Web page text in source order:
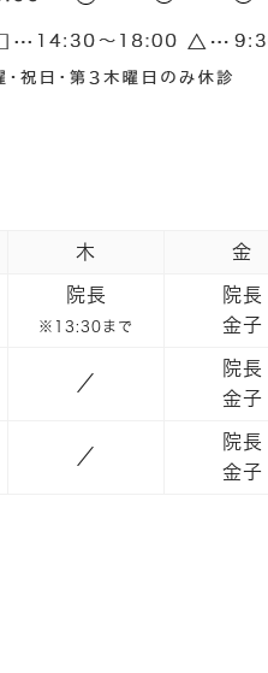
木 金
院長
※13:30まで
院長
金子
／
院長
金子
／
院長
金子